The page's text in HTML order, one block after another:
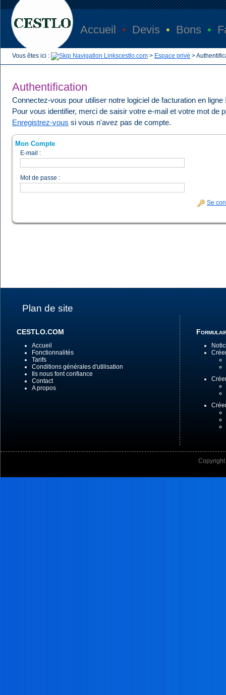
Accueil • Devis • Bons •
Vous êtes ici : cestlo.com > Espace privé >
Authentification
Connectez-vous pour utiliser notre logiciel de facturation en ligne
Pour vous identifier, merci de saisir votre e-mail et votre mot de
Enregistrez-vous si vous n'avez pas de compte.
Mon Compte
E-mail :
Mot de passe :
Se
Plan de site
CESTLO.COM
Accueil
Fonctionnalités
Tarifs
Conditions générales d'utilisation
Ils nous font confiance
Contact
A propos
Copyright